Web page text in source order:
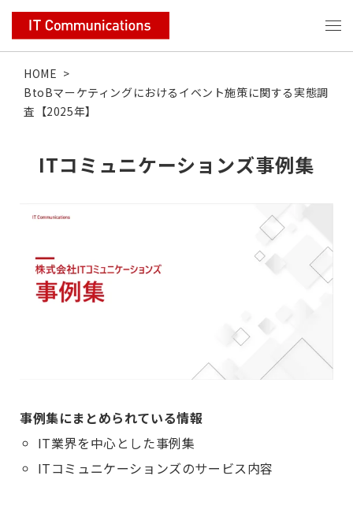
HOME >
BtoBマーケティングにおけるイベント施策に関する実態調
査【2025年】
ITコミュニケーションズ事例集
事例集にまとめられている情報
IT業界を中心とした事例集
ITコミュニケーションズのサービス内容